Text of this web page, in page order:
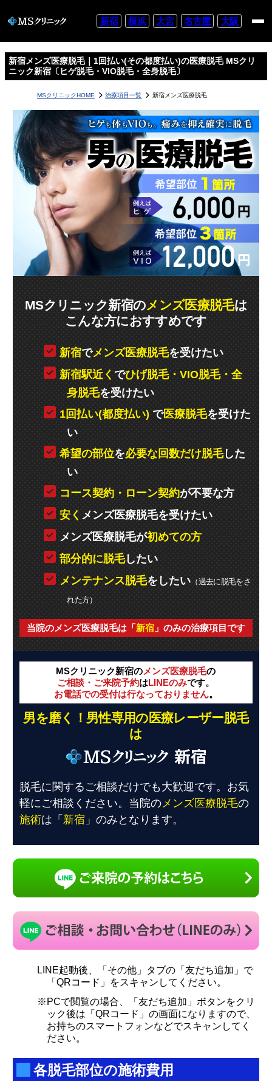
新宿 横浜 大宮 名古屋 大阪
新宿メンズ医療脱毛｜1回払い(その都度払い)の医療脱毛 MSクリ
ニック新宿〔ヒゲ脱毛・VIO脱毛・全身脱毛〕
MSクリニックHOME 治療項目一覧 新宿メンズ医療脱毛
MSクリニック新宿のメンズ医療脱毛は
こんな方におすすめです
新宿でメンズ医療脱毛を受けたい
新宿駅近く でひげ脱毛・VIO脱毛・全
身脱毛を受けたい
1回払い(都度払い) で医療脱毛を受けた
い
希望の部位を必要な回数だけ脱毛した
い
コース契約・ローン契約が不要な方
安く メンズ医療脱毛を受けたい
メンズ医療脱毛が初めての方
部分的に脱毛したい
メンテナンス脱毛をしたい （過去に脱毛をさ
れた方）
当院のメンズ医療脱毛は「新宿」のみの治療項目です
MSクリニック新宿のメンズ医療脱毛の
ご相談・ご来院予約はLINEのみです。
お電話での受付は行なっておりません。
男を磨く！男性専用の医療レーザー脱毛
は
脱毛に関するご相談だけでも大歓迎です。お気
軽にご相談ください。当院のメンズ医療脱毛の
施術は「 新宿 」のみとなります。
LINE起動後、「その他」タブの「友だち追加」で
「QRコード」をスキャンしてください。
※PCで閲覧の場合、「友だち追加」ボタンをクリ
ック後は「QRコード」の画面になりますので、
お持ちのスマートフォンなどでスキャンしてく
ださい。
各脱毛部位の施術費用